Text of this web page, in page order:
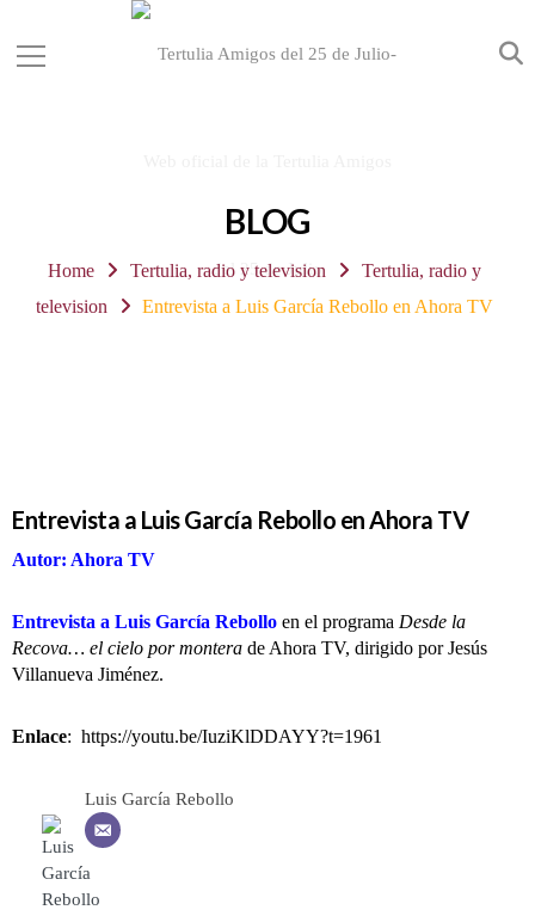
BLOG
Home Tertulia, radio y television
Tertulia, radio y
television
Entrevista a Luis García Rebollo en Ahora TV
Entrevista a Luis García Rebollo en Ahora TV
Autor: Ahora TV
Entrevista a Luis García Rebollo en el programa Desde la
Recova… el cielo por montera de Ahora TV, dirigido por Jesús
Villanueva Jiménez.
Enlace: https://youtu.be/IuziKlDDAYY?t=1961
Luis García Rebollo